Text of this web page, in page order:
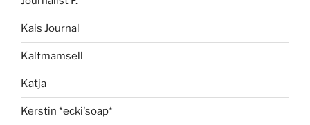
Kais Journal
Kaltmamsell
Katja
Kerstin *ecki'soap*